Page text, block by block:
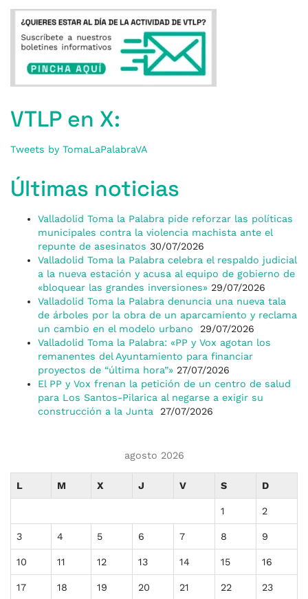
VTLP en X:
Tweets by TomaLaPalabraVA
Últimas noticias
Valladolid Toma la Palabra pide reforzar las políticas
municipales contra la violencia machista ante el
repunte de asesinatos 30/07/2026
Valladolid Toma la Palabra celebra el respaldo judicial
a la nueva estación y acusa al equipo de gobierno de
«bloquear las grandes inversiones» 29/07/2026
Valladolid Toma la Palabra denuncia una nueva tala
de árboles por la obra de un aparcamiento y reclama
un cambio en el modelo urbano
29/07/2026
Valladolid Toma la Palabra: «PP y Vox agotan los
remanentes del Ayuntamiento para financiar
proyectos de “última hora”» 27/07/2026
El PP y Vox frenan la petición de un centro de salud
para Los Santos-Pilarica al negarse a exigir su
construcción a la Junta
27/07/2026
agosto 2026
L M X J V S D
1 2
3 4 5 6 7 8 9
10 11 12 13 14 15 16
17 18 19 20 21 22 23